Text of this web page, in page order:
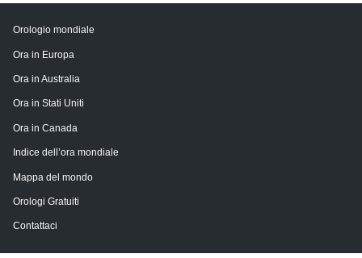
Orologio mondiale
Ora in Europa
Ora in Australia
Ora in Stati Uniti
Ora in Canada
Indice dell’ora mondiale
Mappa del mondo
Orologi Gratuiti
Contattaci